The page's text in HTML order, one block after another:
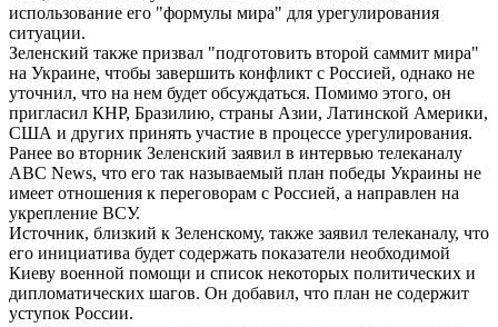
использование его "формулы мира" для урегулирования
ситуации.
Зеленский также призвал "подготовить второй саммит мира"
на Украине, чтобы завершить конфликт с Россией, однако не
уточнил, что на нем будет обсуждаться. Помимо этого, он
пригласил КНР, Бразилию, страны Азии, Латинской Америки,
США и других принять участие в процессе урегулирования.
Ранее во вторник Зеленский заявил в интервью телеканалу
ABC News, что его так называемый план победы Украины не
имеет отношения к переговорам с Россией, а направлен на
укрепление ВСУ.
Источник, близкий к Зеленскому, также заявил телеканалу, что
его инициатива будет содержать показатели необходимой
Киеву военной помощи и список некоторых политических и
дипломатических шагов. Он добавил, что план не содержит
уступок России.